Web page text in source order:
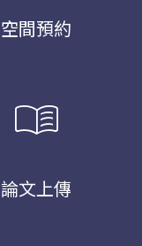
空間預約
menu_book
論文上傳